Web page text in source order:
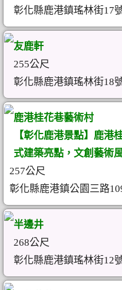
彰化縣鹿港鎮瑤林街17
友鹿軒
255公尺
彰化縣鹿港鎮瑤林街18
鹿港桂花巷藝術村
【彰化鹿港景點】鹿港
式建築亮點，文創藝術
257公尺
彰化縣鹿港鎮公園三路
半邊井
268公尺
彰化縣鹿港鎮瑤林街12